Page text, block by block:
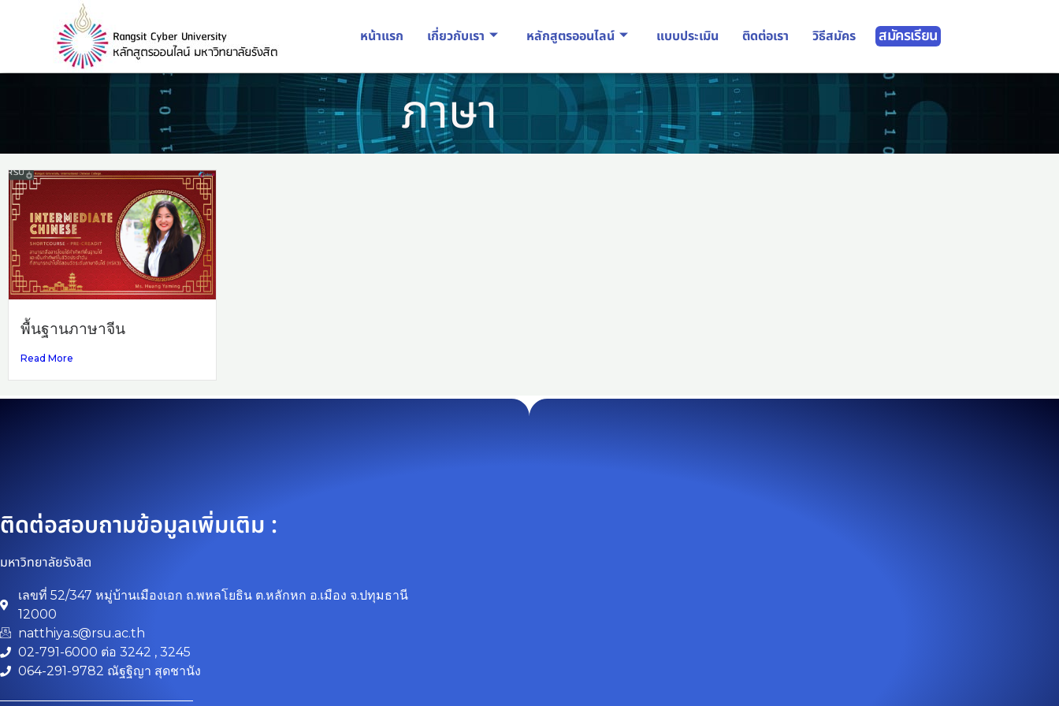
หน้าแรก เกี่ยวกับเรา หลักสูตรออนไลน์ แบบประเมิน ติดต่อเรา วิธีสมัคร สมัครเรียน
ภาษา
พื้นฐานภาษาจีน
Read More
ติดต่อสอบถามข้อมูลเพิ่มเติม :
มหาวิทยาลัยรังสิต
เลขที่ 52/347 หมู่บ้านเมืองเอก ถ.พหลโยธิน ต.หลักหก อ.เมือง จ.ปทุมธานี
12000
natthiya.s@rsu.ac.th
02-791-6000 ต่อ 3242 , 3245
064-291-9782 ณัฐฐิญา สุดชานัง